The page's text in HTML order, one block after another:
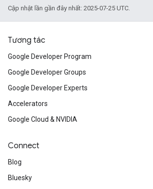
Cập nhật lần gần đây nhất: 2025-07-25 UTC.
Tương tác
Google Developer Program
Google Developer Groups
Google Developer Experts
Accelerators
Google Cloud & NVIDIA
Connect
Blog
Bluesky